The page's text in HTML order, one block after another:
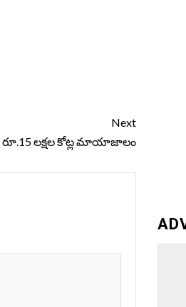
Next
రూ.15 లక్షల కోట్ల మాయాజాలం